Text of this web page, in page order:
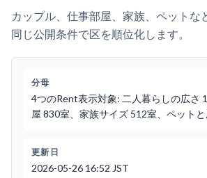
カップル、仕事部屋、家族、ペットな
同じ公開条件で区を順位化します。
分母
4つのRent表示対象: 二人暮らしの広さ
屋 830室、家族サイズ 512室、ペット
更新日
2026-05-26 16:52 JST